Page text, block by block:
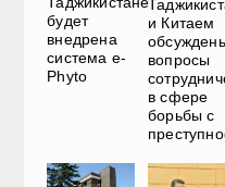
будет
внедрена
система e-
Phyto
и Китаем
вопросы
в сфере
борьбы с